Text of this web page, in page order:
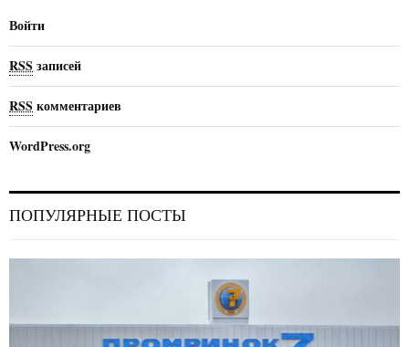
Войти
RSS записей
RSS комментариев
WordPress.org
ПОПУЛЯРНЫЕ ПОСТЫ